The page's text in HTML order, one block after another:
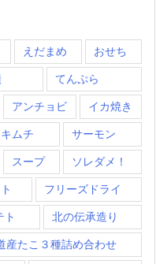
えだまめ おせち
てんぷら
アンチョビ イカ焼き
キムチ サーモン
スープ ソレダメ！
フリーズドライ
ト 北の伝承造り
産たこ３種詰め合わせ